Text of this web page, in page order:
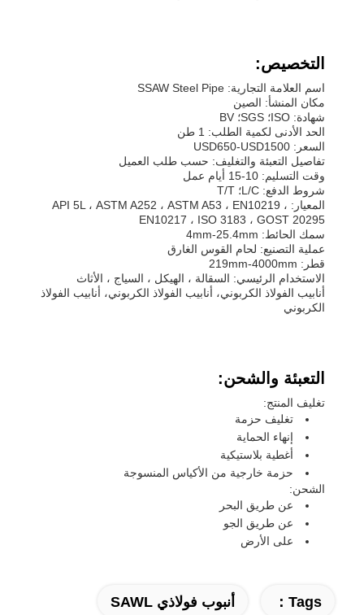
التخصيص:
اسم العلامة التجارية: SSAW Steel Pipe
مكان المنشأ: الصين
شهادة: ISO؛ SGS؛ BV
الحد الأدنى لكمية الطلب: 1 طن
السعر: USD650-USD1500
تفاصيل التعبئة والتغليف: حسب طلب العميل
وقت التسليم: 10-15 أيام عمل
شروط الدفع: L/C؛ T/T
المعيار: API 5L ، ASTM A252 ، ASTM A53 ، EN10219 ،
EN10217 ، ISO 3183 ، GOST 20295
سمك الحائط: 4mm-25.4mm
عملية التصنيع: لحام القوس الغارق
قطر: 219mm-4000mm
الاستخدام الرئيسي: السقالة ، الهيكل ، السياج ، الأثاث
أنابيب الفولاذ الكربوني، أنابيب الفولاذ الكربوني، أنابيب الفولاذ
الكربوني
التعبئة والشحن:
تغليف المنتج:
تغليف حزمة
إنهاء الحماية
أغطية بلاستيكية
حزمة خارجية من الأكياس المنسوجة
الشحن:
عن طريق البحر
عن طريق الجو
على الأرض
Tags： أنبوب فولاذي SAWL